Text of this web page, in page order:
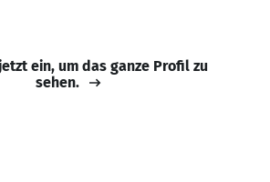
ein, um das ganze Profil zu
sehen.